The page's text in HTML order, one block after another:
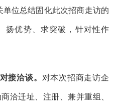
位总结固化此次招商走访的
扬优势、求突破，针对性作
接洽谈。 对本次招商走访企
洽迁址、注册、兼并重组、